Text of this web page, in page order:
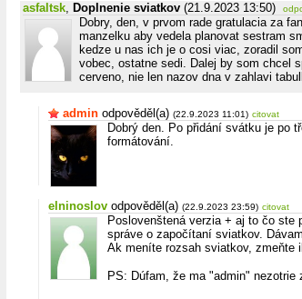
asfaltsk, Doplnenie sviatkov (21.9.2023 13:50)
Dobry, den, v prvom rade gratulacia za
manzelku aby vedela planovat sestram
kedze u nas ich je o cosi viac, zoradil
vobec, ostatne sedi. Dalej by som chcel
cerveno, nie len nazov dna v zahlavi
admin odpověděl(a) (22.9.2023 11:01) citovat
Dobrý den. Po přidání svátku je po
formátování.
elninoslov odpověděl(a) (22.9.2023 23:59) citovat
Poslovenštená verzia + aj to čo ste
správe o započítaní sviatkov.
Ak meníte rozsah sviatkov, zmeňte
PS: Dúfam, že ma "admin" nezotrie